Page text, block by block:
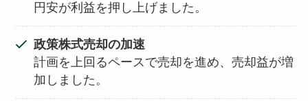
円安が利益を押し上げました。
政策株式売却の加速
計画を上回るペースで売却を進め、売却益が増
加しました。